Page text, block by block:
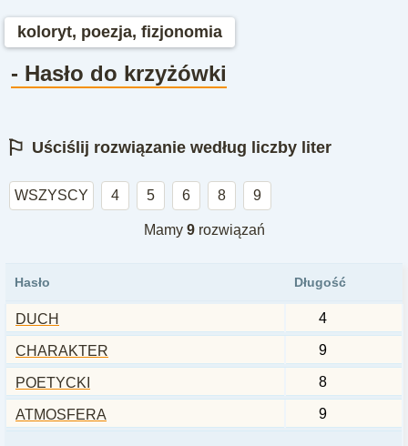
koloryt, poezja, fizjonomia
- Hasło do krzyżówki
⚐ Uściślij rozwiązanie według liczby liter
WSZYSCY 4 5 6 8 9
Mamy 9rozwiązań
Hasło Długość
DUCH 4
CHARAKTER 9
POETYCKI 8
ATMOSFERA 9